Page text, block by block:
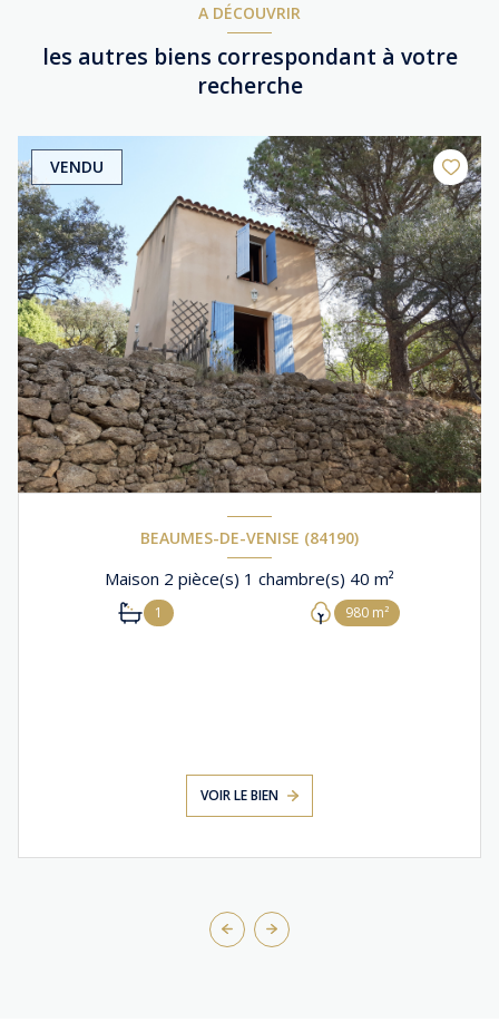
A DÉCOUVRIR
les autres biens correspondant à votre
recherche
VENDU
BEAUMES-DE-VENISE (84190)
Maison 2 pièce(s) 1 chambre(s) 40 m²
1 980 m²
VOIR LE BIEN